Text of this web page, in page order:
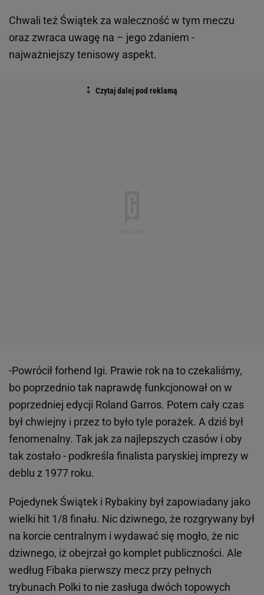
Chwali też Świątek za waleczność w tym meczu
oraz zwraca uwagę na – jego zdaniem -
najważniejszy tenisowy aspekt.
-Powrócił forhend Igi. Prawie rok na to czekaliśmy,
bo poprzednio tak naprawdę funkcjonował on w
poprzedniej edycji Roland Garros. Potem cały czas
był chwiejny i przez to było tyle porażek. A dziś był
fenomenalny. Tak jak za najlepszych czasów i oby
tak zostało - podkreśla finalista paryskiej imprezy w
deblu z 1977 roku.
Pojedynek Świątek i Rybakiny był zapowiadany jako
wielki hit 1/8 finału. Nic dziwnego, że rozgrywany był
na korcie centralnym i wydawać się mogło, że nic
dziwnego, iż obejrzał go komplet publiczności. Ale
według Fibaka pierwszy mecz przy pełnych
trybunach Polki to nie zasługa dwóch topowych